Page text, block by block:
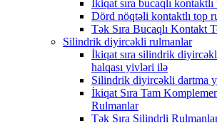
İkiqat sıra bucaqlı
Dörd nöqtəli kontaktlı top
Tək Sıra Bucaqlı Kontakt
Silindrik diyircəkli rulmanlar
İkiqat sıra silindrik
halqası yivləri ilə
Silindrik diyircəkli dartma
İkiqat Sıra Tam
Rulmanlar
Tək Sıra Silindrli